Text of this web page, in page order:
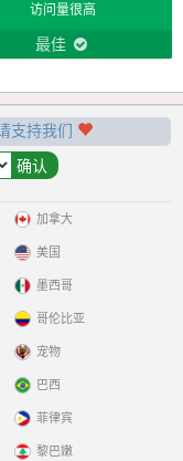
访问量很高
最佳
支持我们
加拿大
美国
墨西哥
哥伦比亚
宠物
巴西
菲律宾
黎巴嫩